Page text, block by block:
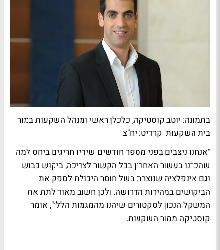
בתמונה: יוטב קוסטיקה, כלכלן ראשי ומנהל השקעות במור
בית השקעות. קרדיט: יח"צ
"אנחנו ניצבים בפני מספר חודשים שיהיו חריגים ביחס למה
שהכרנו בעשור האחרון בכל הקשור לצריכה, ביקוש כבוש
וגם אינפלציה שנוצרת בשל חוסר היכולת לספק את
הביקושים במהירות הדרושה. ולכן חשוב מאוד לתת את
המשקל הנכון לסקטורים שיהנו מהמגמות הללו", אומר
קוסטיקה ממור השקעות.